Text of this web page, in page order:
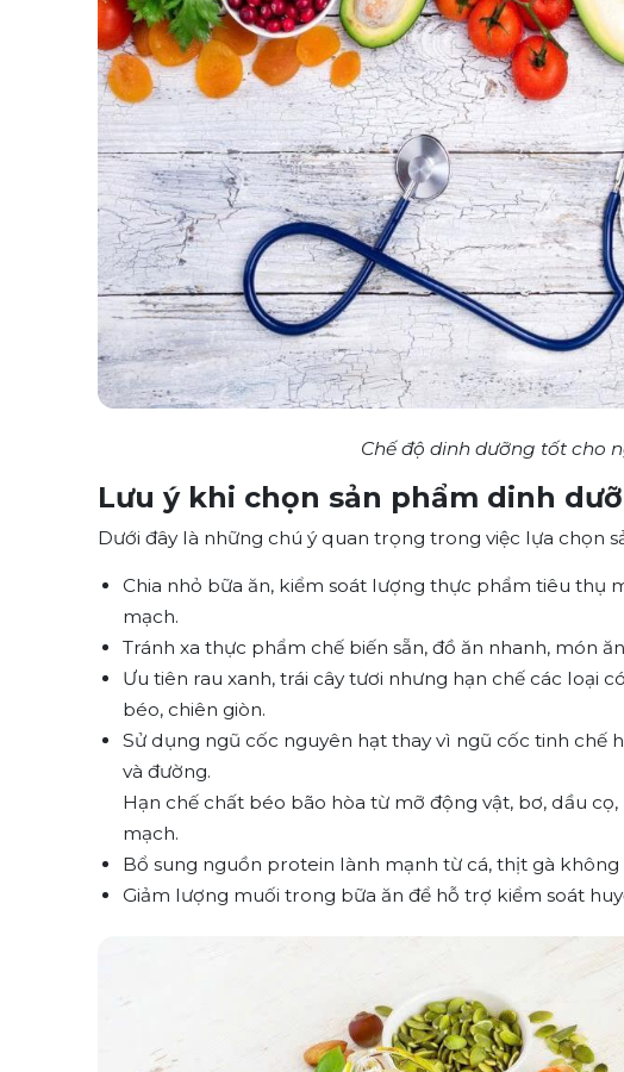
Chế độ dinh dưỡng tốt cho
Lưu ý khi chọn sản phẩm dinh
Dưới đây là những chú ý quan trọng trong việc lựa chọn
Chia nhỏ bữa ăn, kiểm soát lượng thực phẩm tiêu thụ
mạch.
Tránh xa thực phẩm chế biến sẵn, đồ ăn nhanh, món
Ưu tiên rau xanh, trái cây tươi nhưng hạn chế các loại
béo, chiên giòn.
Sử dụng ngũ cốc nguyên hạt thay vì ngũ cốc tinh chế
và đường.
Hạn chế chất béo bão hòa từ mỡ động vật, bơ, dầu
mạch.
Bổ sung nguồn protein lành mạnh từ cá, thịt gà
Giảm lượng muối trong bữa ăn để hỗ trợ kiểm soát